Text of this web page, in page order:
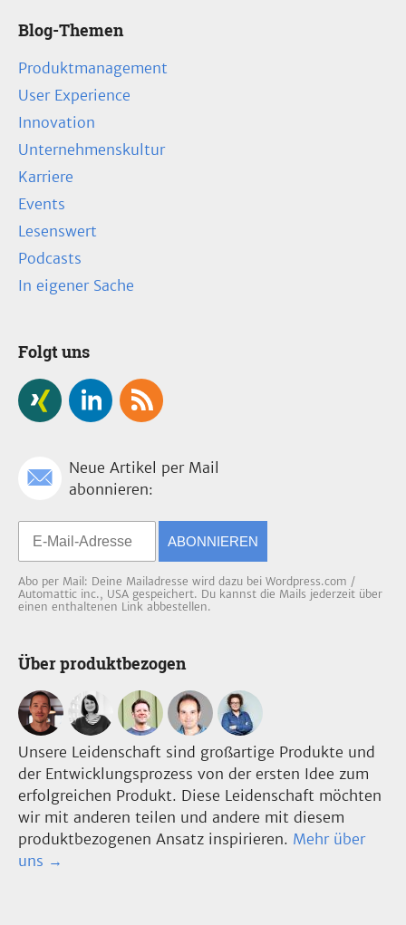
Blog-Themen
Produktmanagement
User Experience
Innovation
Unternehmenskultur
Karriere
Events
Lesenswert
Podcasts
In eigener Sache
Folgt uns
Neue Artikel per Mail
abonnieren:
ABONNIEREN
Abo per Mail: Deine Mailadresse wird dazu bei Wordpress.com /
Automattic inc., USA gespeichert. Du kannst die Mails jederzeit über
einen enthaltenen Link abbestellen.
Über produktbezogen
Unsere Leidenschaft sind großartige Produkte und
der Entwicklungsprozess von der ersten Idee zum
erfolgreichen Produkt. Diese Leidenschaft möchten
wir mit anderen teilen und andere mit diesem
produktbezogenen Ansatz inspirieren. Mehr über
uns →